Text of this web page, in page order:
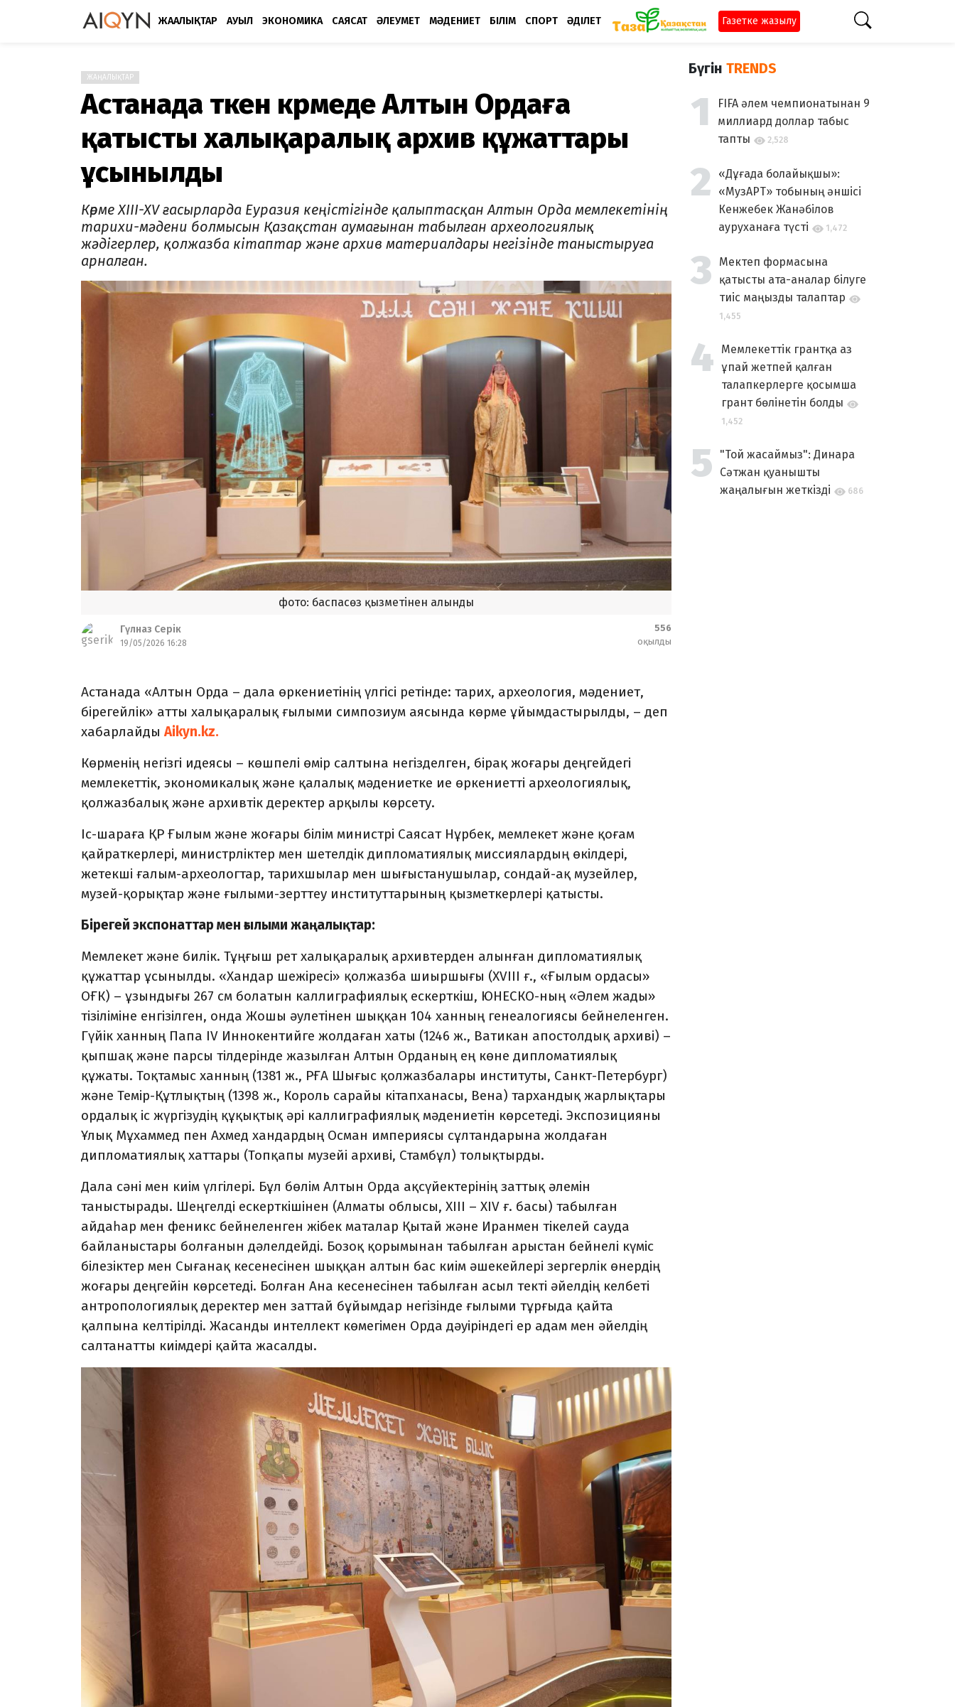
ЖАҢАЛЫҚТАР АУЫЛ ЭКОНОМИКА САЯСАТ ӘЛЕУМЕТ МӘДЕНИЕТ БІЛІМ СПОРТ ӘДІЛЕТ Газетке жазылу
ЖАҢАЛЫҚТАР
Астанада өткен көрмеде Алтын Ордаға
қатысты халықаралық архив құжаттары
ұсынылды
Көрме XIII-XV ғасырларда Еуразия кеңістігінде қалыптасқан Алтын Орда мемлекетінің
тарихи-мәдени болмысын Қазақстан аумағынан табылған археологиялық
жәдігерлер, қолжазба кітаптар және архив материалдары негізінде таныстыруға
арналған.
фото: баспасөз қызметінен алынды
Гүлназ Серік
19/05/2026 16:28
556
оқылды
Астанада «Алтын Орда – дала өркениетінің үлгісі ретінде: тарих, археология, мәдениет,
бірегейлік» атты халықаралық ғылыми симпозиум аясында көрме ұйымдастырылды, – деп
хабарлайдыAikyn.kz.
Көрменің негізгі идеясы – көшпелі өмір салтына негізделген, бірақ жоғары деңгейдегі
мемлекеттік, экономикалық және қалалық мәдениетке ие өркениетті археологиялық,
қолжазбалық және архивтік деректер арқылы көрсету.
Іс-шараға ҚР Ғылым және жоғары білім министрі Саясат Нұрбек, мемлекет және қоғам
қайраткерлері, министрліктер мен шетелдік дипломатиялық миссиялардың өкілдері,
жетекші ғалым-археологтар, тарихшылар мен шығыстанушылар, сондай-ақ музейлер,
музей-қорықтар және ғылыми-зерттеу институттарының қызметкерлері қатысты.
Бірегей экспонаттар мен ғылыми жаңалықтар:
Мемлекет және билік. Тұңғыш рет халықаралық архивтерден алынған дипломатиялық
құжаттар ұсынылды. «Хандар шежіресі» қолжазба шиыршығы (XVIII ғ., «Ғылым ордасы»
ОҒК) – ұзындығы 267 см болатын каллиграфиялық ескерткіш, ЮНЕСКО-ның «Әлем жады»
тізіліміне енгізілген, онда Жошы әулетінен шыққан 104 ханның генеалогиясы бейнеленген.
Гүйік ханның Папа IV Иннокентийге жолдаған хаты (1246 ж., Ватикан апостолдық архиві) –
қыпшақ және парсы тілдерінде жазылған Алтын Орданың ең көне дипломатиялық
құжаты. Тоқтамыс ханның (1381 ж., РҒА Шығыс қолжазбалары институты, Санкт-Петербург)
және Темір-Құтлықтың (1398 ж., Король сарайы кітапханасы, Вена) тархандық жарлықтары
ордалық іс жүргізудің құқықтық әрі каллиграфиялық мәдениетін көрсетеді. Экспозицияны
Ұлық Мұхаммед пен Ахмед хандардың Осман империясы сұлтандарына жолдаған
дипломатиялық хаттары (Топқапы музейі архиві, Стамбұл) толықтырды.
Дала сәні мен киім үлгілері. Бұл бөлім Алтын Орда ақсүйектерінің заттық әлемін
таныстырады. Шеңгелді ескерткішінен (Алматы облысы, XIII – XIV ғ. басы) табылған
айдаһар мен феникс бейнеленген жібек маталар Қытай және Иранмен тікелей сауда
байланыстары болғанын дәлелдейді. Бозоқ қорымынан табылған арыстан бейнелі күміс
білезіктер мен Сығанақ кесенесінен шыққан алтын бас киім әшекейлері зергерлік өнердің
жоғары деңгейін көрсетеді. Болған Ана кесенесінен табылған асыл текті әйелдің келбеті
антропологиялық деректер мен заттай бұйымдар негізінде ғылыми тұрғыда қайта
қалпына келтірілді. Жасанды интеллект көмегімен Орда дәуіріндегі ер адам мен әйелдің
салтанатты киімдері қайта жасалды.
Бүгін TRENDS
FIFA әлем чемпионатынан 9
миллиард доллар табыс
тапты
2,528
«Дұғада болайықшы»:
«МузАРТ» тобының әншісі
Кенжебек Жанәбілов
ауруханаға түсті
1,472
Мектеп формасына
қатысты ата-аналар білуге
тиіс маңызды талаптар
1,455
Мемлекеттік грантқа аз
ұпай жетпей қалған
талапкерлерге қосымша
грант бөлінетін болды
1,452
"Той жасаймыз": Динара
Сәтжан қуанышты
жаңалығын жеткізді
686